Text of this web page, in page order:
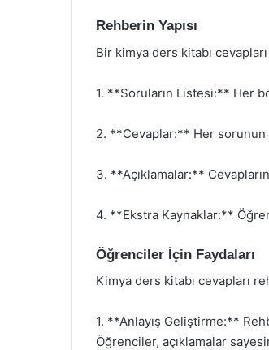
Rehberin Yapısı
Bir kimya ders kitabı
1. **Soruların Listesi:** Her
2. **Cevaplar:** Her sorunun
3. **Açıklamalar:**
4. **Ekstra Kaynaklar:**
Öğrenciler İçin Faydaları
Kimya ders kitabı cevapları
1. **Anlayış Geliştirme:**
Öğrenciler, açıklamalar